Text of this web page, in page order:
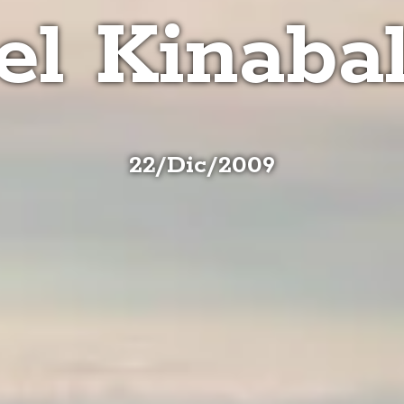
22/Dic/2009